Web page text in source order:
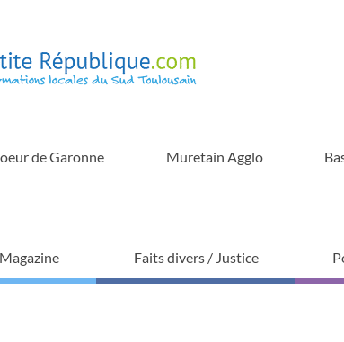
de Garonne Muretain Agglo
Magazine Faits divers / Justice